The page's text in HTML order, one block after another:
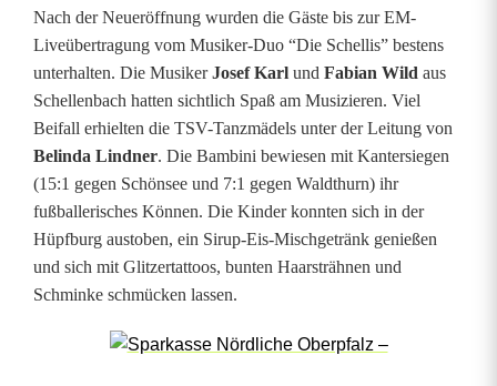
f
e
i
e
r
t
g
Nach der Neueröffnung wurden die Gäste bis zur EM-
Liveübertragung vom Musiker-Duo “Die Schellis” bestens
unterhalten. Die MusikerJosef Karl und Fabian Wild aus
Schellenbach hatten sichtlich Spaß am Musizieren. Viel
Beifall erhielten die TSV-Tanzmädels unter der Leitung von
Belinda Lindner. Die Bambini bewiesen mit Kantersiegen
(15:1 gegen Schönsee und 7:1 gegen Waldthurn) ihr
fußballerisches Können. Die Kinder konnten sich in der
Hüpfburg austoben, ein Sirup-Eis-Mischgetränk genießen
und sich mit Glitzertattoos, bunten Haarsträhnen und
Schminke schmücken lassen.